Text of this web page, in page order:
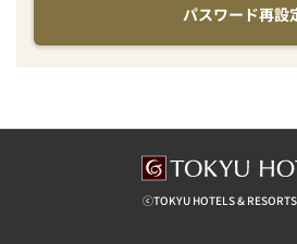
パスワード再設
ⓒTOKYU HOTELS &